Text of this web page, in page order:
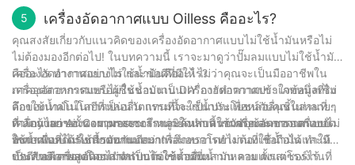
สมบูรณ์แบบสำหรับความต้องการการอัดอากาศของคุณ
คุ้มต้นทุนสำหรับผู้ใช้ ในฐานะบริษัทที่มีประสบการณ์ 30 ปีใน
อุตสาหกรรม เราได้เห็นวิวัฒนาการของเทคโนโลยีเครื่องอัดอากาศ
และสามารถยืนยันถึงคุณประโยชน์มากมายที่เครื่องอัดอากาศแบบไม่
ใช้น้ำมันนำมาสู่โต๊ะ ตั้งแต่ข้อกำหนดการบำรุงรักษาต่ำไปจนถึงความ
สามารถในการจ่ายอากาศที่สะอาดและมีคุณภาพสูง เครื่องอัดอากาศ
แบบไม่ใช้น้ำมันถือเป็นตัวเปลี่ยนเกมในโลกของระบบอากาศอัด ใน
ขณะที่เทคโนโลยีก้าวหน้าอย่างต่อเนื่อง เราก็ได้แต่คาดหวังให้
คอมเพรสเซอร์เหล่านี้มีประสิทธิภาพและความน่าเชื่อถือมากยิ่งขึ้นใน
ปีต่อๆ ไป
5 เครื่องอัดอากาศแบบ Oilless คืออะไร?
คุณสงสัยเกี่ยวกับแนวคิดของเครื่องอัดอากาศแบบไม่ใช้น้ำมันหรือไม่
ไม่ต้องมองอีกต่อไป! ในบทความนี้ เราจะมาดูว่าปั๊มลมแบบไม่ใช้น้ำมัน
คืออะไร ทำงานอย่างไร และข้อดีที่มีให้ ไม่ว่าคุณจะเป็นมืออาชีพใน
ภาคอุตสาหกรรมหรือผู้ชื่นชอบงาน DIY การทำความเข้าใจข้อมูลเชิง
ลึกของเทคโนโลยีที่เป็นนวัตกรรมนี้จะเป็นประโยชน์กับคุณในหลายๆ
ด้าน ถ้าอย่างนั้น เรามาเจาะลึกและค้นพบความซับซ้อนของเครื่องอัด
อากาศแบบไม่ใช้น้ำมันกันดีกว่า!
เครื่องอัดอากาศแบบไม่ใช้น้ำมันคืออะไร?
เครื่องอัดอากาศแบบไม่ใช้น้ำมันเป็นเครื่องอัดอากาศประเภทหนึ่งที่ไม่
ต้องใช้น้ำมันในการหล่อลื่น แทนที่จะใช้น้ำมันเพื่อหล่อลื่นชิ้นส่วนที่
เคลื่อนไหวของคอมเพรสเซอร์ หน่วยเหล่านี้ใช้วัสดุและการออกแบบ
พิเศษเพื่อลดแรงเสียดทานและการสึกหรอโดยไม่ต้องใช้น้ำมัน ทำให้
เป็นตัวเลือกยอดนิยมสำหรับการใช้งานที่หลากหลาย ตั้งแต่โรงงานที่
ที่ Jinyuan Air Compressor เราภูมิใจนำเสนอเครื่องอัดอากาศแบบไม่
ใช้น้ำมันที่ได้รับการออกแบบมาเพื่อมอบการทำงานที่เชื่อถือได้และมี
ประสิทธิภาพสูงโดยไม่จำเป็นต้องหล่อลื่นน้ำมัน คอมเพรสเซอร์ไร้
ข้อดีของเครื่องอัดอากาศแบบไม่ใช้น้ำมัน